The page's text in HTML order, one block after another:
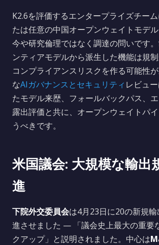
K2.6を評価するエンタープライズチー
たは任意の中国オープンウェイトモデ
今や研究倫理ではなく調達の問いです
ンティアモデルから派生した機能は規
コンプライアンスリスクを作る可能性
なAIガバナンスとセキュリティ レビュ
たモデル来歴、フォールバックパス、
露出評価と共に、オープンウェイトパ
うべきです。
米国議会: 大規模な輸出
進
下院外交委員会は4月23日に20の新規
進させました — 「議会史上最大の重要
クアップ」と説明されました。中心は